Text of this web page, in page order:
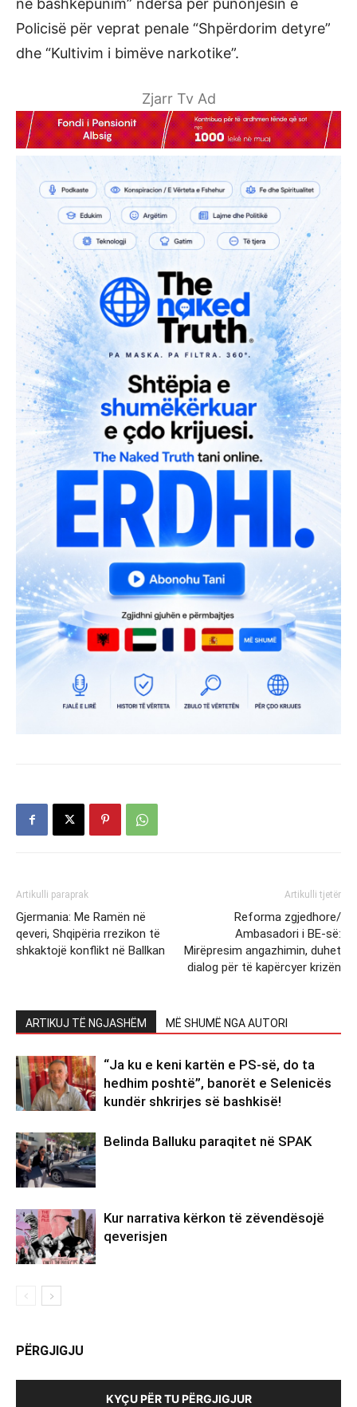
në bashkëpunim” ndërsa për punonjësin e
Policisë për veprat penale “Shpërdorim detyre”
dhe “Kultivim i bimëve narkotike”.
Zjarr Tv Ad
Artikulli paraprak
Gjermania: Me Ramën në
qeveri, Shqipëria rrezikon të
shkaktojë konflikt në Ballkan
Artikulli tjetër
Reforma zgjedhore/
Ambasadori i BE-së:
Mirëpresim angazhimin, duhet
dialog për të kapërcyer krizën
ARTIKUJ TË NGJASHËM MË SHUMË NGA AUTORI
“Ja ku e keni kartën e PS-së, do ta
hedhim poshtë”, banorët e Selenicës
kundër shkrirjes së bashkisë!
Belinda Balluku paraqitet në SPAK
Kur narrativa kërkon të zëvendësojë
qeverisjen
PËRGJIGJU
KYÇU PËR TU PËRGJIGJUR